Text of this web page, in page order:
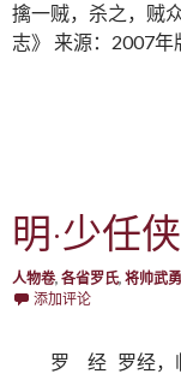
擒一贼，杀之，贼
志》 来源：2007
明·少任
人物卷, 各省罗氏, 将帅武勇
添加评论
罗 经 罗经，